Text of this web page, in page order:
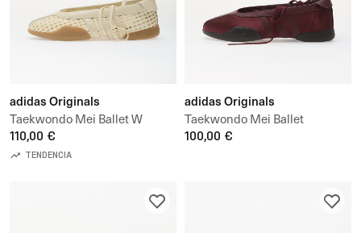
adidas Originals
Taekwondo Mei Ballet W
110,00 €
TENDENCIA
adidas Originals
Taekwondo Mei Ballet
100,00 €